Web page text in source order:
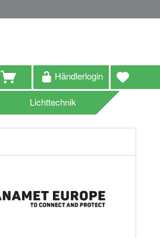
Händlerlogin
Lichttechnik